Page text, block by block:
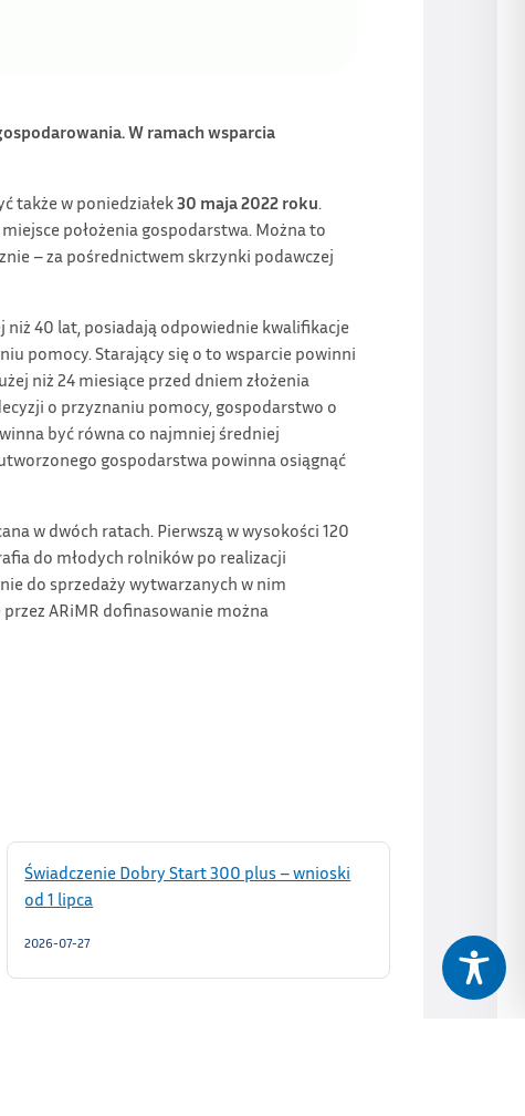
W ramach wsparcia
także w poniedziałek30 maja 2022 roku.
położenia gospodarstwa. Można to
– za pośrednictwem skrzynki podawczej
niż 40 lat, posiadają odpowiednie kwalifikacje
pomocy. Starający się o to wsparcie powinni
niż 24 miesiące przed dniem złożenia
o przyznaniu pomocy, gospodarstwo o
być równa co najmniej średniej
gospodarstwa powinna osiągnąć
w dwóch ratach. Pierwszą w wysokości 120
do młodych rolników po realizacji
do sprzedaży wytwarzanych w nim
ARiMR dofinasowanie można
Świadczenie Dobry Start 300 plus – wnioski
od 1 lipca
2026-07-27